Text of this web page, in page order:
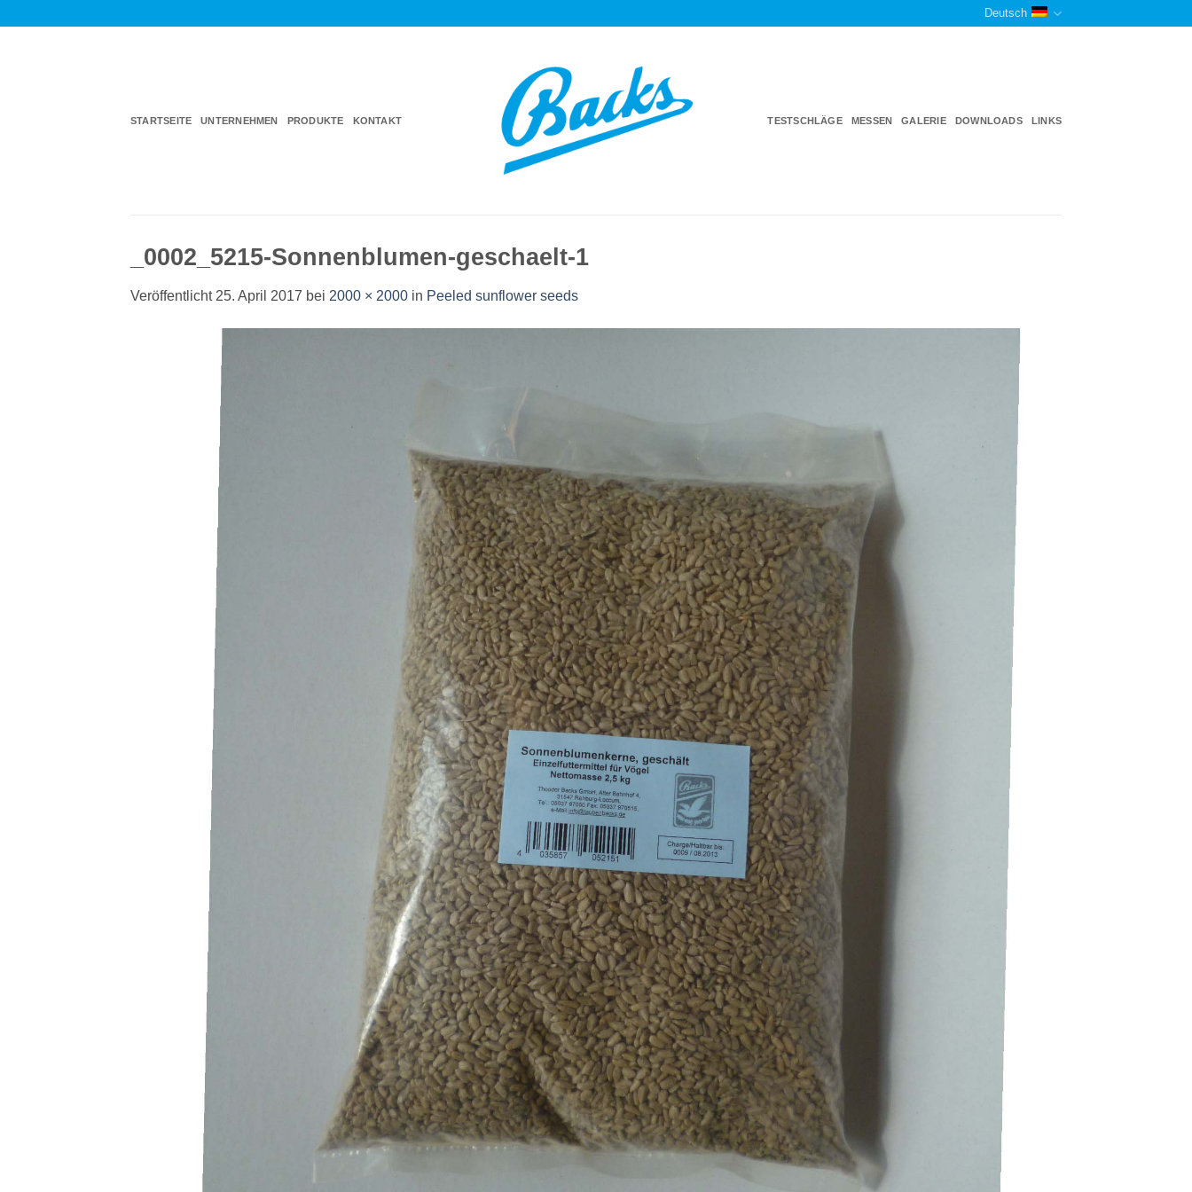
Deutsch
STARTSEITE UNTERNEHMEN PRODUKTE KONTAKT TESTSCHLÄGE MESSEN GALERIE DOWNLOADS LINKS
_0002_5215-Sonnenblumen-geschaelt-1
Veröffentlicht 25. April 2017 bei 2000 × 2000 in Peeled sunflower seeds